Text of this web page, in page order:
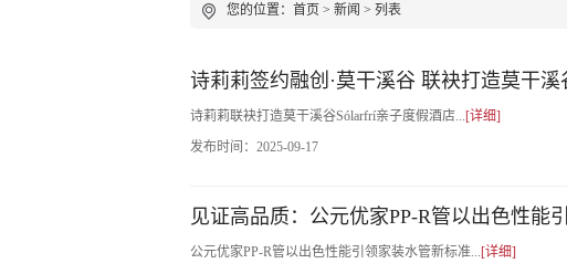
您的位置： 首页 > 新闻 > 列表
诗莉莉签约融创·莫干溪谷 联袂打造莫干
诗莉莉联袂打造莫干溪谷Sólarfrí亲子度假酒店...[详细]
发布时间： 2025-09-17
见证高品质：公元优家PP-R管以出色性能
公元优家PP-R管以出色性能引领家装水管新标准...[详细]